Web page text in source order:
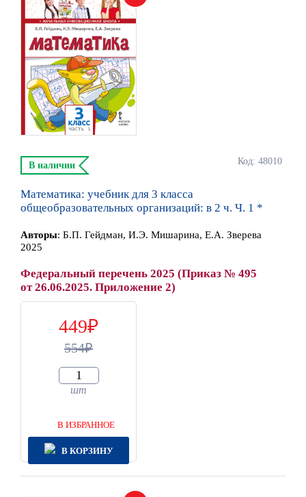
Код: 48010
В наличии
Математика: учебник для 3 класса
общеобразовательных организаций: в 2 ч. Ч. 1 *
Авторы: Б.П. Гейдман, И.Э. Мишарина, Е.А. Зверева
2025
Федеральный перечень 2025 (Приказ № 495
от 26.06.2025. Приложение 2)
449
554
шт
В ИЗБРАННОЕ
В КОРЗИНУ